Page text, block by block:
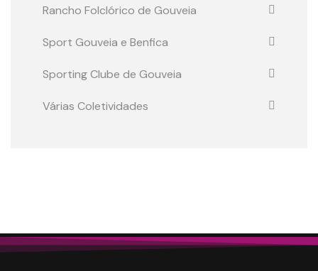
Rancho Folclórico de Gouveia
Sport Gouveia e Benfica
Sporting Clube de Gouveia
Várias Coletividades